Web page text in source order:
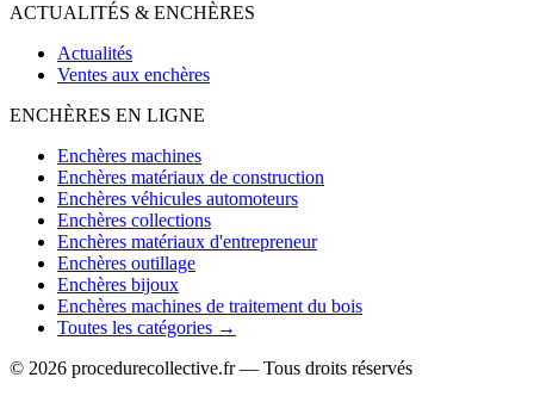
ACTUALITÉS & ENCHÈRES
Actualités
Ventes aux enchères
ENCHÈRES EN LIGNE
Enchères machines
Enchères matériaux de construction
Enchères véhicules automoteurs
Enchères collections
Enchères matériaux d'entrepreneur
Enchères outillage
Enchères bijoux
Enchères machines de traitement du bois
Toutes les catégories →
© 2026 procedurecollective.fr — Tous droits réservés